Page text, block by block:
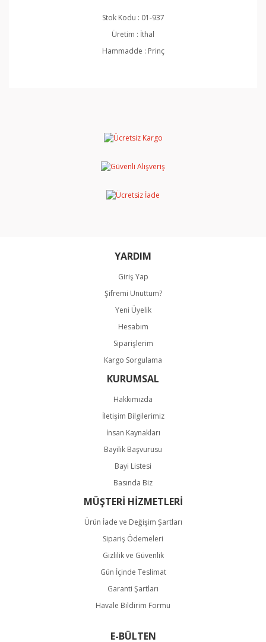
Stok Kodu : 01-937
Üretim : İthal
Hammadde : Prinç
Yorum Yaz
Ürün açıklamasında eksik bilgiler bulunuyor.
Gönder
YARDIM
Giriş Yap
Şifremi Unuttum?
Yeni Üyelik
Hesabım
Siparişlerim
Kargo Sorgulama
KURUMSAL
Hakkımızda
İletişim Bilgilerimiz
İnsan Kaynakları
Bayilik Başvurusu
Bayi Listesi
Basında Biz
MÜŞTERİ HİZMETLERİ
Ürün İade ve Değişim Şartları
Sipariş Ödemeleri
Gizlilik ve Güvenlik
Gün İçinde Teslimat
Garanti Şartları
Havale Bildirim Formu
E-BÜLTEN